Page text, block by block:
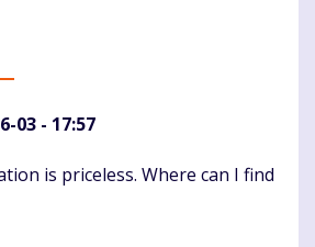
03 - 17:57
is priceless. Where can I find